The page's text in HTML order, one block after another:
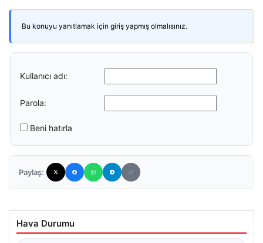
Bu konuyu yanıtlamak için giriş yapmış olmalısınız.
Kullanıcı adı:
Parola:
Beni hatırla
Paylaş:
Hava Durumu